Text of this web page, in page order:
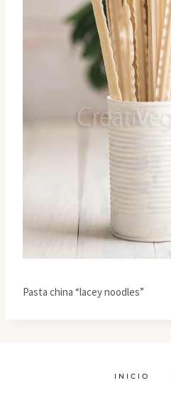
Pasta china “lacey noodles”
INICIO